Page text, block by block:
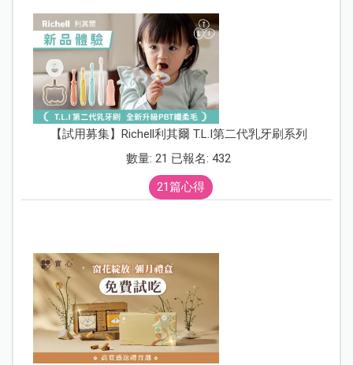
【試用募集】Richell利其爾 T.L.I第二代乳牙刷系列
數量: 21 已報名: 432
21篇心得